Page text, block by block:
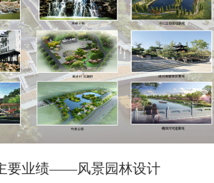
要业绩——风景园林设计